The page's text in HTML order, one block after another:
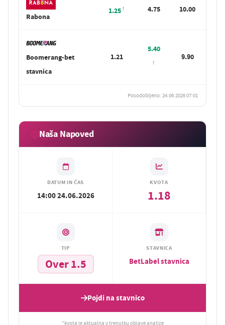
Rabona
1.25 4.75 10.00
Boomerang-bet
stavnica
1.21
5.40
9.90
Posodobljeno: 24.06.2026 07:01
Naša Napoved
DATUM IN ČAS
14:00 24.06.2026
KVOTA
1.18
TIP
Over 1.5
STAVNICA
BetLabel stavnica
Pojdi na stavnico
*kvota je aktualna v trenutku objave analize